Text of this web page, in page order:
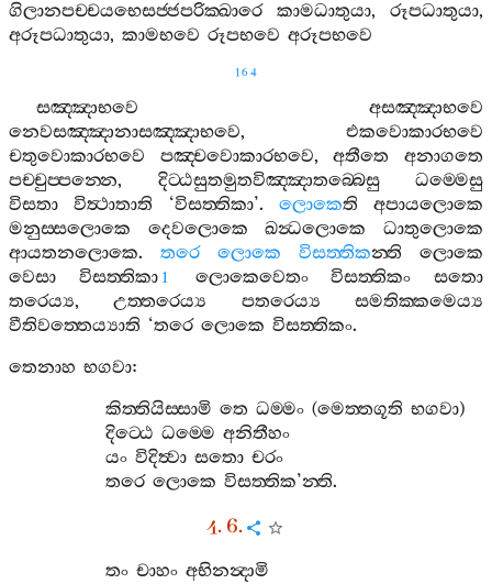
ගිලානපච‍්චයභෙසජ‍්ජපරික‍්ඛාරෙ
කාමධාතුයා, රූපධාතුයා,
අරූපධාතුයා, කාමභවෙ රූපභවෙ අරූපභවෙ
164
සඤ‍්ඤාභවෙ
අසඤ‍්ඤාභවෙ
නෙවසඤ‍්ඤානාසඤ‍්ඤාභවෙ, එකවොකාරභවෙ
චතුවොකාරභවෙ
පඤ‍්චවොකාරභවෙ,අතීතෙ
අනාගතෙ
පච‍්චුප‍්පන‍්නෙ, දිට‍්ඨසුතමුතවිඤ‍්ඤාතබ‍්බෙසු
ධම‍්මෙසු
විසතා
විත්‍ථාතාති ‘විසත‍්තිකා’. ලොකෙති
අපායලොකෙ
මනුස‍්සලොකෙ
දෙවලොකෙ ඛන්‍ධලොකෙ
ධාතුලොකෙ
ආයතනලොකෙ. තරෙ ලොකෙ විසත‍්තිකන‍්ති
ලොකෙ
වෙසා
විසත‍්තිකා 1 ලොකෙවෙතං විසත‍්තිකං
සතො
තරෙය්‍ය,උත‍්තරෙය්‍ය පතරෙය්‍ය
සමතික‍්කමෙය්‍ය
වීතිවත‍්තෙය්‍යාති ‘තරෙ ලොකෙ විසත‍්තිකං.
තෙනාහ භගවා:
කිත‍්තියිස‍්සාමි තෙ ධම‍්මං (මෙත‍්තගූති භගවා)
දිට‍්ඨෙ ධම‍්මෙ අනිතීහං
යං විදිත්‍වා සතො චරං
තරෙ ලොකෙ විසත‍්තික’න‍්ති.
4. 6.
තං චාහං අභිනන්‍දාමි